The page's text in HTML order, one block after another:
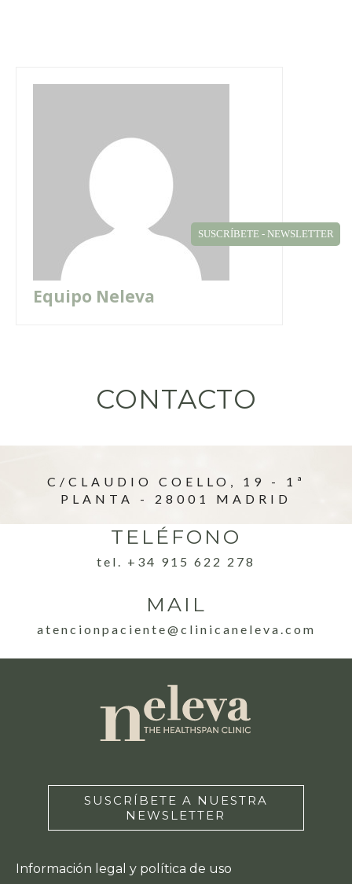
Equipo Neleva
CONTACTO
C/CLAUDIO COELLO, 19 - 1ª
PLANTA - 28001 MADRID
TELÉFONO
tel. +34 915 622 278
MAIL
atencionpaciente@clinicaneleva.com
SUSCRÍBETE A NUESTRA
NEWSLETTER
Información legal y política de uso
SUSCRÍBETE - NEWSLETTER